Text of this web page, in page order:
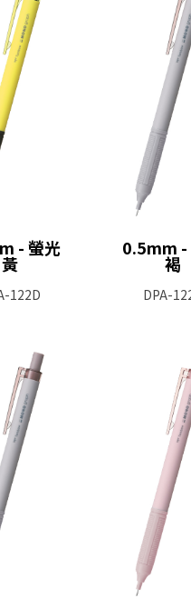
- 螢光
黃
122D
0.5mm -
褐
DPA-